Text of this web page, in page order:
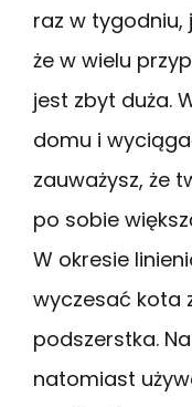
raz w tygodniu,
że w wielu
jest zbyt duża.
domu i
zauważysz, że
po sobie
W okresie
wyczesać kota
podszerstka.
natomiast